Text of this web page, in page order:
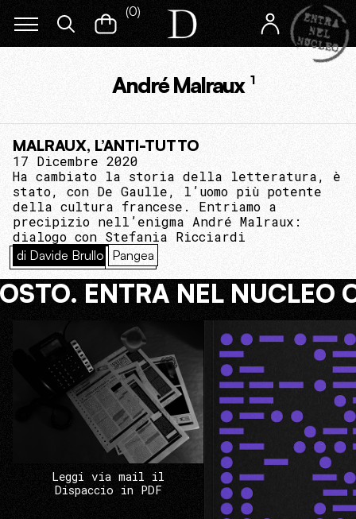
(0)
André Malraux 1
MALRAUX, L’ANTI-TUTTO
17 Dicembre 2020
Ha cambiato la storia della letteratura, è
stato, con De Gaulle, l’uomo più potente
della cultura francese. Entriamo a
precipizio nell’enigma André Malraux:
dialogo con Stefania Ricciardi
di Davide Brullo Pangea
ENTRA NEL NUCLEO
Leggi via mail il
Dispaccio in PDF